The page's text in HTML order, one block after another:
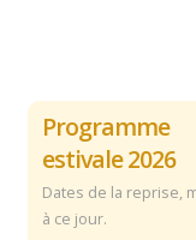
estivale 2026
Dates de la reprise,
à ce jour.